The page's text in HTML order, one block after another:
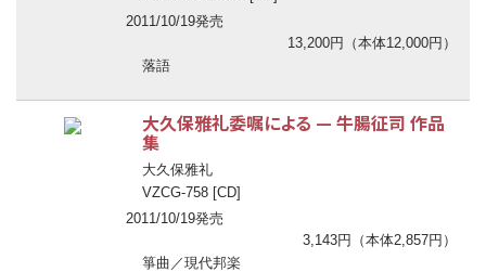
2011/10/19発売
13,200円（本体12,000円）
落語
大久保雅礼委嘱による — 牛腸征司 作品
集
大久保雅礼
VZCG-758 [CD]
2011/10/19発売
3,143円（本体2,857円）
箏曲／現代邦楽